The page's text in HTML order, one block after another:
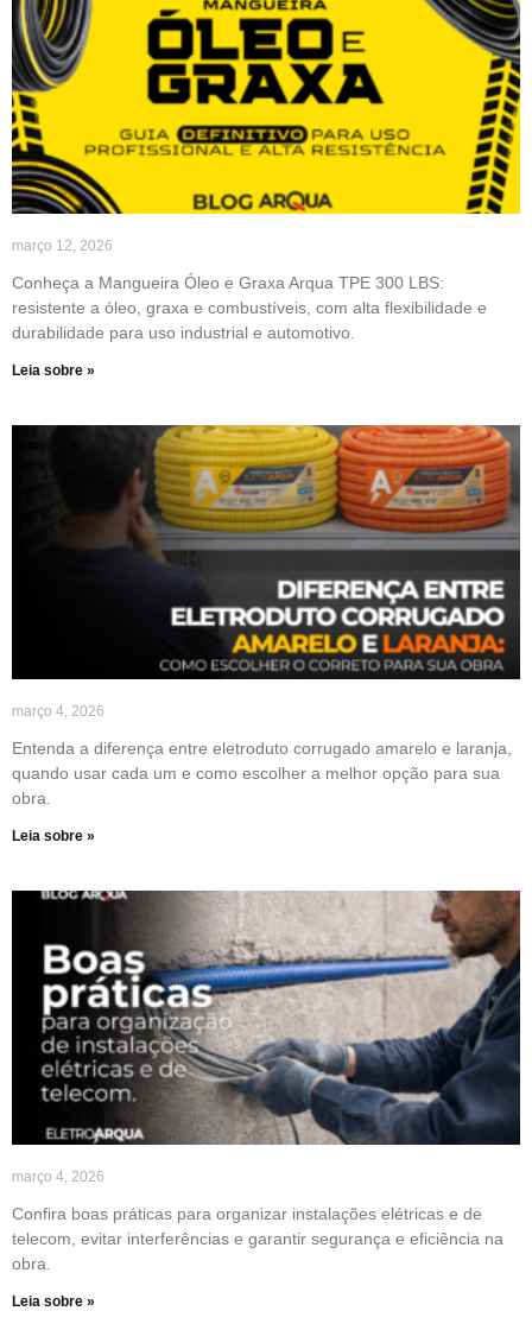
março 12, 2026
Conheça a Mangueira Óleo e Graxa Arqua TPE 300 LBS:
resistente a óleo, graxa e combustíveis, com alta flexibilidade e
durabilidade para uso industrial e automotivo.
Leia sobre »
março 4, 2026
Entenda a diferença entre eletroduto corrugado amarelo e laranja,
quando usar cada um e como escolher a melhor opção para sua
obra.
Leia sobre »
março 4, 2026
Confira boas práticas para organizar instalações elétricas e de
telecom, evitar interferências e garantir segurança e eficiência na
obra.
Leia sobre »